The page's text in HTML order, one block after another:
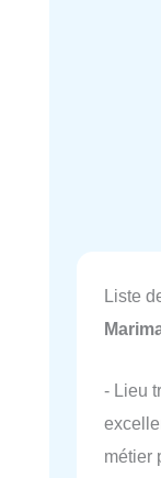
Liste
- Lieu
métier